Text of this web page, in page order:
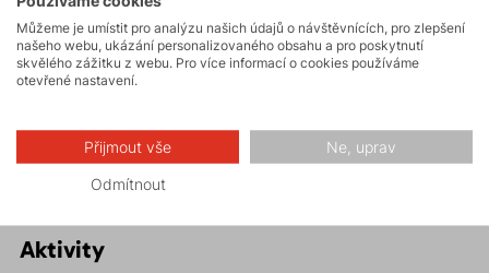
Chladivý efekt lnu.
Volný střih.
Dokonalé přizpůsobení vašim pohybům.
Promyšlený systém kapes.
Aktivity
Můžeme je umístit pro analýzu našich údajů o návštěvnících, pro zlepšení
našeho webu, ukázání personalizovaného obsahu a pro poskytnutí
skvělého zážitku z webu. Pro více informací o cookies používáme
otevřené nastavení.
Přijmout vše Ne, uprav
Odmítnout